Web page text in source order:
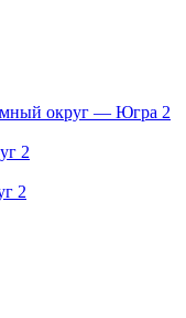
округ — Югра 2
2
2